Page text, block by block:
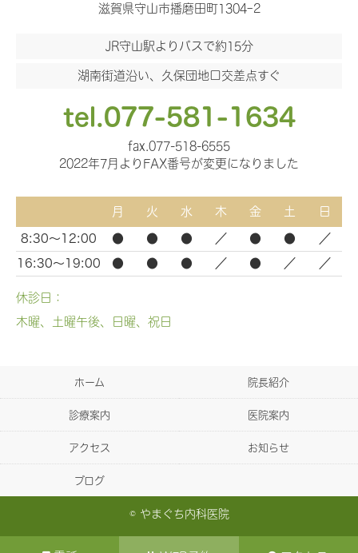
滋賀県守山市播磨田町1304ｰ2
JR守山駅よりバスで約15分
湖南街道沿い、久保団地口交差点すぐ
tel.077-581-1634
fax.077-518-6555
2022年7月よりFAX番号が変更になりました
月 火 水 木 金 土 日
8:30～12:00 ● ● ● ／ ● ● ／
16:30～19:00 ● ● ● ／ ● ／ ／
休診日：
木曜、土曜午後、日曜、祝日
ホーム 院長紹介
診療案内 医院案内
アクセス お知らせ
ブログ
© やまぐち内科医院